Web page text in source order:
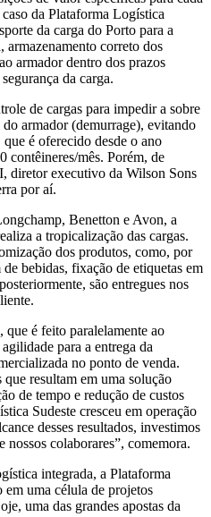
da Plataforma Logística
da carga do Porto para a
armazenamento correto dos
armador dentro dos prazos
da carga.
de cargas para impedir a sobre
do armador (demurrage), evitando
é oferecido desde o ano
contêineres/mês. Porém, de
diretor executivo da Wilson Sons
por aí.
Benetton e Avon, a
a tropicalização das cargas.
dos produtos, como, por
bebidas, fixação de etiquetas em
são entregues nos
que é feito paralelamente ao
para a entrega da
no ponto de venda.
resultam em uma solução
de tempo e redução de custos
Sudeste cresceu em operação
desses resultados, investimos
colaborares”, comemora.
integrada, a Plataforma
uma célula de projetos
uma das grandes apostas da